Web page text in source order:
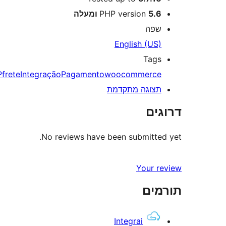
PHP version 5.6 ומעלה
שפה
English (US)
Tags
freteIntegraçãoPagamentowoocommerce
תצוגה מתקדמת
דרוגים
No reviews have been submitted yet.
Your review
תורמים
Integrai